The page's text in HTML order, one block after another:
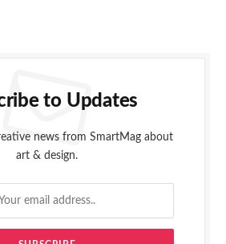
to Updates
news from SmartMag about
art & design.